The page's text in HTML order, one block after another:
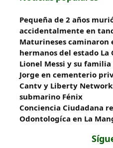
Pequeña de 2 años
accidentalmente en
Maturineses caminaron
hermanos del estado La
Lionel Messi y su
Jorge en cementerio
Cantv y Liberty
submarino Fénix
Conciencia Ciudadana
Odontologíca en La